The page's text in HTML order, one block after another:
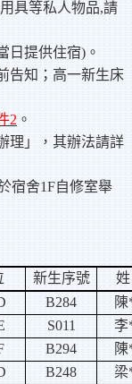
具等私人物品,請
日提供住宿)。
告知；高一新生床
2 。
理」，其辦法請詳
宿舍1F自修室舉
新生序號
B284 陳
S011 李
B294 陳
B248 梁